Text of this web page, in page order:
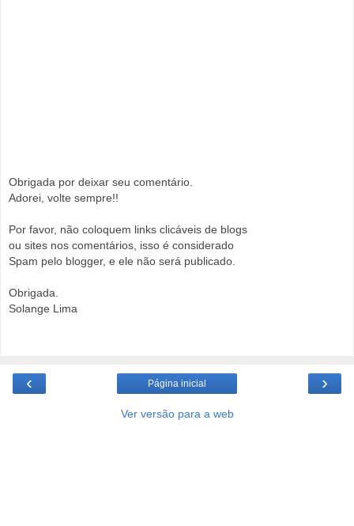
Obrigada por deixar seu comentário.
Adorei, volte sempre!!
Por favor, não coloquem links clicáveis de blogs
ou sites nos comentários, isso é considerado
Spam pelo blogger, e ele não será publicado.
Obrigada.
Solange Lima
‹ ›
Página inicial
Ver versão para a web